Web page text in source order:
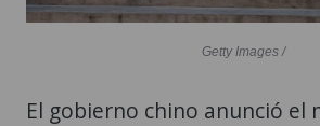
Getty Images /
El gobierno chino anunció el